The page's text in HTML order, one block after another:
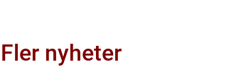
Fler nyheter